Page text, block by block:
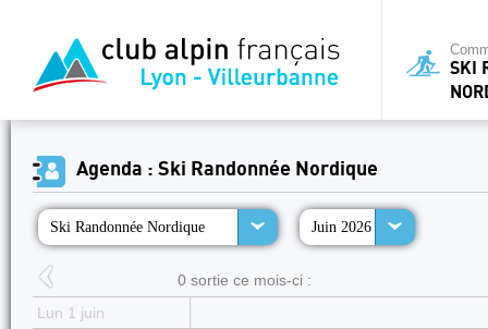
SKI
Agenda : Ski Randonnée Nordique
Ski Randonnée Nordique Juin 2026
0 sortie ce mois-ci :
Lun 1 juin